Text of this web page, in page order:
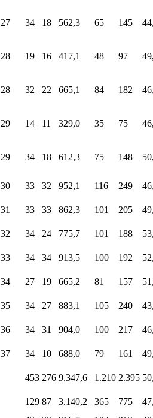
25 32 9 664,8 88 183
26 34 18 718,9 75 162
27 10 5 170,6 19 40
27 34 18 562,3 65 145
28 19 16 417,1 48 97
28 32 22 665,1 84 182
29 34 18 612,3 75 148
30 33 32 952,1 116 249
31 33 33 862,3 101 205
32 34 24 775,7 101 188
33 34 34 913,5 100 192
27 19 665,2 81 157
34 27 883,1 105 240